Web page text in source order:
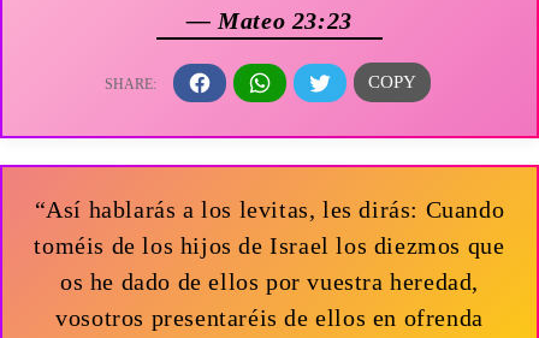
— Mateo 23:23
“Así hablarás a los levitas, les dirás: Cuando
toméis de los hijos de Israel los diezmos que
os he dado de ellos por vuestra heredad,
vosotros presentaréis de ellos en ofrenda